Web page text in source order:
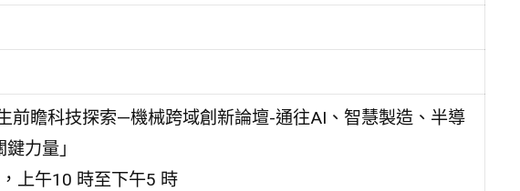
前瞻科技探索—機械跨域創新論壇-通往AI、智慧製造、半導
力量」
上午10 時至下午5 時